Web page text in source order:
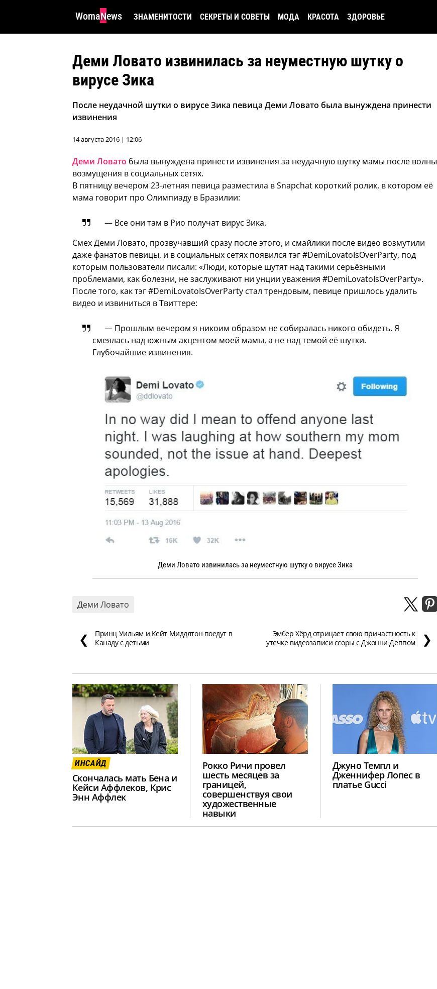
WomaNews ЗНАМЕНИТОСТИ СЕКРЕТЫ И СОВЕТЫ МОДА КРАСОТА ЗДОРОВЬЕ
Деми Ловато извинилась за неуместную шутку о
вирусе Зика
После неудачной шутки о вирусе Зика певица Деми Ловато была вынуждена принести
извинения
14 августа 2016 | 12:06
Деми Ловато была вынуждена принести извинения за неудачную шутку мамы после волны
возмущения в социальных сетях.
В пятницу вечером 23-летняя певица разместила в Snapchat короткий ролик, в котором её
мама говорит про Олимпиаду в Бразилии:
— Все они там в Рио получат вирус Зика.
Смех Деми Ловато, прозвучавший сразу после этого, и смайлики после видео возмутили
даже фанатов певицы, и в социальных сетях появился тэг #DemiLovatoIsOverParty, под
которым пользователи писали: «Люди, которые шутят над такими серьёзными
проблемами, как болезни, не заслуживают ни унции уважения #DemiLovatoIsOverParty».
После того, как тэг #DemiLovatoIsOverParty стал трендовым, певице пришлось удалить
видео и извиниться в Твиттере:
— Прошлым вечером я никоим образом не собиралась никого обидеть. Я
смеялась над южным акцентом моей мамы, а не над темой её шутки.
Глубочайшие извинения.
Деми Ловато извинилась за неуместную шутку о вирусе Зика
Деми Ловато
❮
Принц Уильям и Кейт Миддлтон поедут в
Канаду с детьми
Эмбер Хёрд отрицает свою причастность к
утечке видеозаписи ссоры с Джонни Деппом
❯
ИНСАЙД
Скончалась мать Бена и
Кейси Аффлеков, Крис
Энн Аффлек
Рокко Ричи провел
шесть месяцев за
границей,
совершенствуя свои
художественные
навыки
Джуно Темпл и
Дженнифер Лопес в
платье Gucci